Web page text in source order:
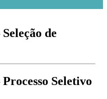
de
Seletivo